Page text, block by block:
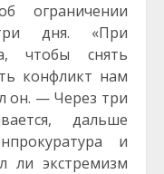
ограничении
дня. «При
чтобы снять
конфликт нам
он. — Через три
дальше
и
ли экстремизм